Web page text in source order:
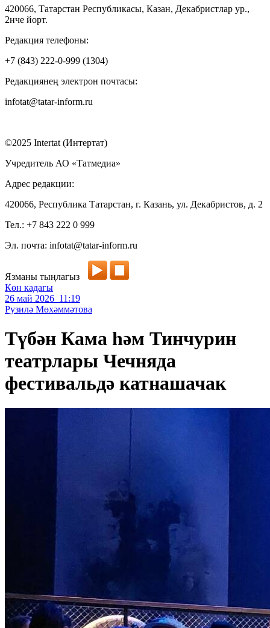
420066, Татарстан Республикасы, Казан, Декабристлар ур.,
2нче йорт.
Редакция телефоны:
+7 (843) 222-0-999 (1304)
Редакциянең электрон почтасы:
infotat@tatar-inform.ru
©2025 Intertat (Интертат)
Учредитель АО «Татмедиа»
Адрес редакции:
420066, Республика Татарстан, г. Казань, ул. Декабристов, д. 2
Тел.: +7 843 222 0 999
Эл. почта: infotat@tatar-inform.ru
Язманы тыңлагыз
Көн кадагы
26 май 2026 11:19
Рузилә Мөхәммәтова
Түбән Кама һәм Тинчурин
театрлары Чечняда
фестивальдә катнашачак